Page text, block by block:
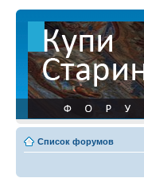
Список форумов